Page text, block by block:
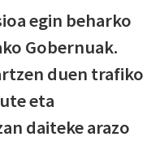
egin beharko
Gobernuak.
duen trafiko
eta
daiteke arazo